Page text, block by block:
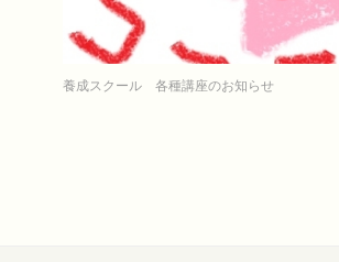
養成スクール 各種講座のお知らせ